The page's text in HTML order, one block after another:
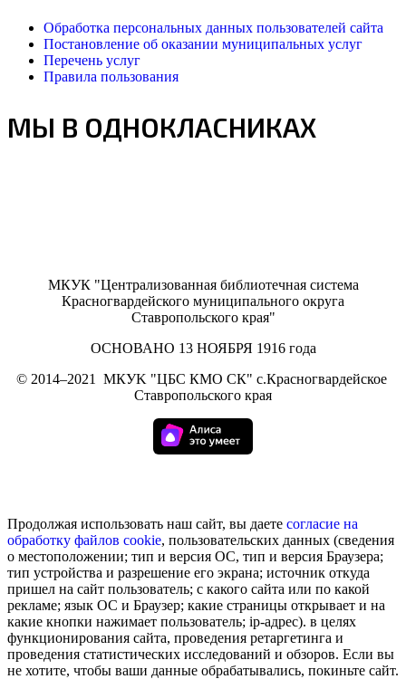
Обработка персональных данных пользователей сайта
Постановление об оказании муниципальных услуг
Перечень услуг
Правила пользования
МЫ В ОДНОКЛАСНИКАХ
МКУК "Централизованная библиотечная система
Красногвардейского муниципального округа
Ставропольского края"
ОСНОВАНО 13 НОЯБРЯ 1916 года
© 2014–2021
МКУK "ЦБС КМО СК" с.Красногвардейское
Ставропольского края
Продолжая использовать наш сайт, вы даете согласие на
обработку файлов cookie, пользовательских данных (сведения
о местоположении; тип и версия ОС, тип и версия Браузера;
тип устройства и разрешение его экрана; источник откуда
пришел на сайт пользователь; с какого сайта или по какой
рекламе; язык ОС и Браузер; какие страницы открывает и на
какие кнопки нажимает пользователь; ip-адрес). в целях
функционирования сайта, проведения ретаргетинга и
проведения статистических исследований и обзоров. Если вы
не хотите, чтобы ваши данные обрабатывались, покиньте сайт.